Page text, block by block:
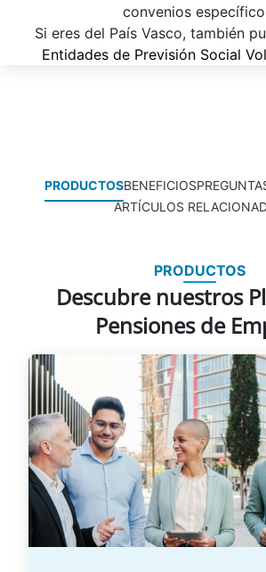
convenios
Si eres del País Vasco, también
Entidades de Previsión Social
PRODUCTOSBENEFICIOS
ARTÍCULOS
PRODUCTOS
Descubre nuestros
Pensiones de